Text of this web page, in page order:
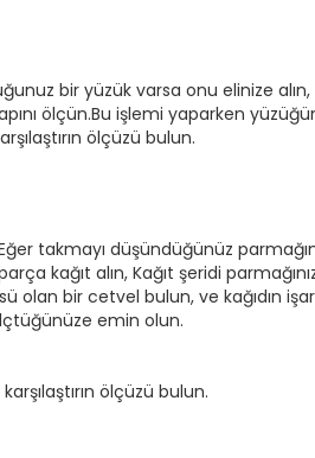
bir yüzük varsa onu elinize
ölçün.Bu işlemi yaparken yüzüğün
ölçüzü bulun.
takmayı düşündüğünüz
kağıt alın, Kağıt şeridi
bir cetvel bulun, ve kağıdın
emin olun.
ölçüzü bulun.